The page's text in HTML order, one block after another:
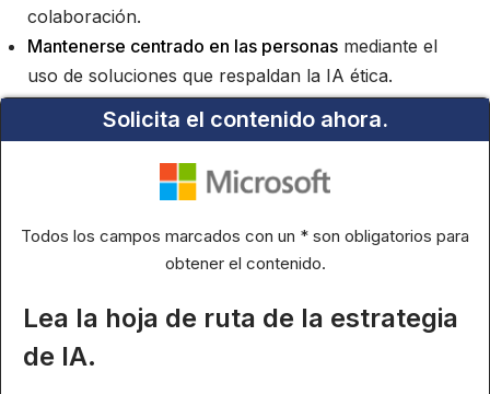
colaboración.
Mantenerse centrado en las personas mediante el
uso de soluciones que respaldan la IA ética.
Solicita el contenido ahora.
Todos los campos marcados con un * son obligatorios para
obtener el contenido.
Lea la hoja de ruta de la estrategia
de IA.